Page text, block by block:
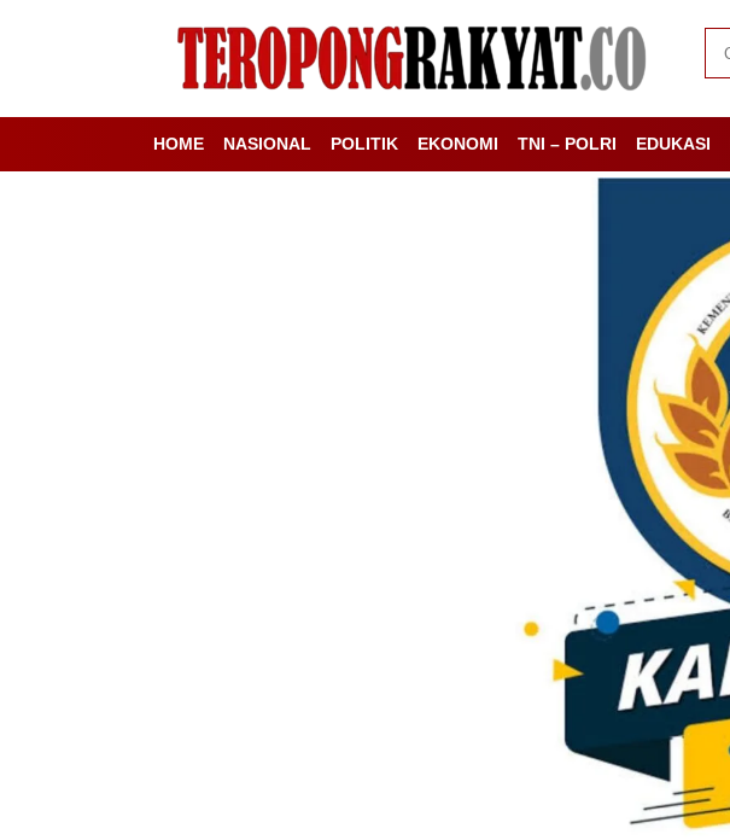
HOME NASIONAL POLITIK EKONOMI TNI – POLRI EDUKASI